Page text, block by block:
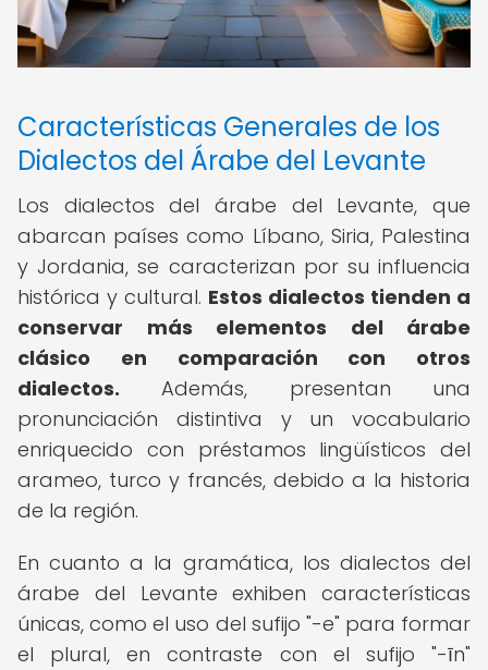
Características Generales de los
Dialectos del Árabe del Levante
Los dialectos del árabe del Levante, que
abarcan países como Líbano, Siria, Palestina
y Jordania, se caracterizan por su influencia
histórica y cultural. Estos dialectos tienden a
conservar más elementos del árabe
clásico en comparación con otros
dialectos. Además, presentan una
pronunciación distintiva y un vocabulario
enriquecido con préstamos lingüísticos del
arameo, turco y francés, debido a la historia
de la región.
En cuanto a la gramática, los dialectos del
árabe del Levante exhiben características
únicas, como el uso del sufijo "-e" para formar
el plural, en contraste con el sufijo "-īn"